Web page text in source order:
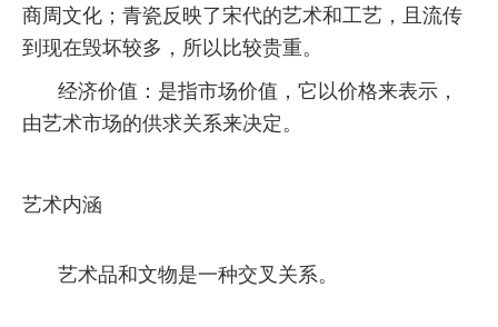
商周文化；青瓷反映了宋代的艺术和工艺，且流传
到现在毁坏较多，所以比较贵重。
经济价值：是指市场价值，它以价格来表示，
由艺术市场的供求关系来决定。
艺术内涵
艺术品和文物是一种交叉关系。